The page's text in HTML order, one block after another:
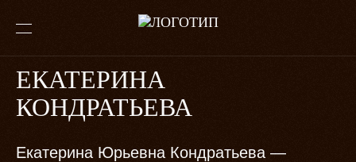
ЕКАТЕРИНА
КОНДРАТЬЕВА
Екатерина Юрьевна Кондратьева —